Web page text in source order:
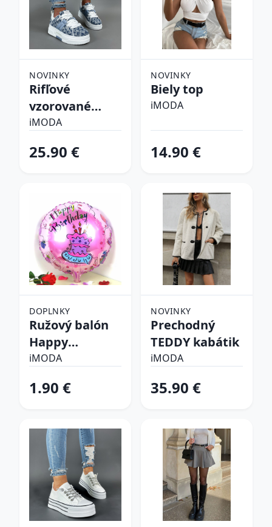
NOVINKY
Rifľové
vzorované
tenisky
iMODA
25.90 €
NOVINKY
Biely top
iMODA
14.90 €
DOPLNKY
Ružový balón
Happy
birthday
iMODA
1.90 €
NOVINKY
Prechodný
TEDDY kabátik
iMODA
35.90 €